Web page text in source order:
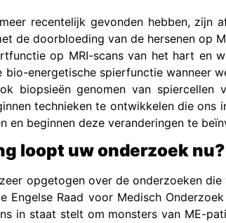
recentelijk gevonden hebben, zijn
de doorbloeding van de hersenen op
op MRI-scans van het hart en
bio-energetische spierfunctie wanneer
biopsieën genomen van
technieken te ontwikkelen die ons
en beginnen deze veranderingen te
loopt uw onderzoek nu?
opgetogen over de onderzoeken
Engelse Raad voor Medisch
in staat stelt om monsters van ME-